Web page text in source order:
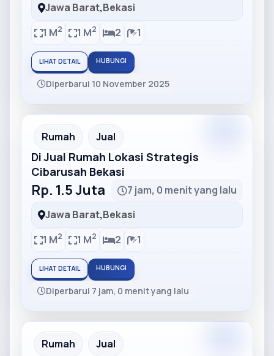
Jawa Barat,Bekasi
1 M2 1 M2 2 1
LIHAT DETAIL HUBUNGI
Diperbarui 10 November 2025
Partner Ad
Rumah Jual
Di Jual Rumah Lokasi Strategis
Cibarusah Bekasi
Rp. 1.5 Juta
7 jam, 0 menit yang lalu
Jawa Barat,Bekasi
1 M2 1 M2 2 1
LIHAT DETAIL HUBUNGI
Diperbarui 7 jam, 0 menit yang lalu
Partner Ad
Rumah Jual